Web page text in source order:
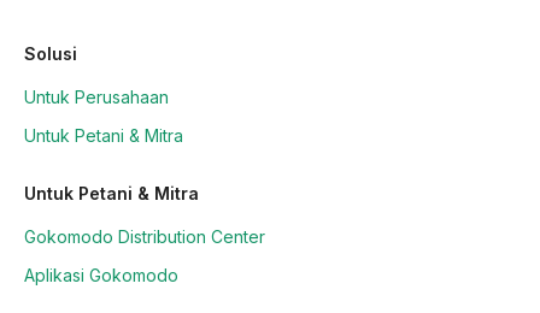
Solusi
Untuk Perusahaan
Untuk Petani & Mitra
Untuk Petani & Mitra
Gokomodo Distribution Center
Aplikasi Gokomodo